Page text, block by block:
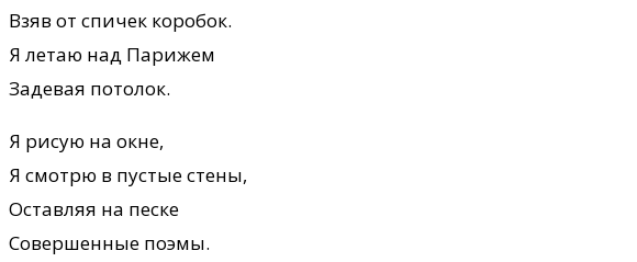
Взяв от спичек коробок.
Я летаю над Парижем
Задевая потолок.
Я рисую на окне,
Я смотрю в пустые стены,
Оставляя на песке
Совершенные поэмы.